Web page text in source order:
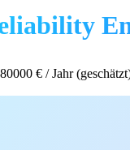
€ / Jahr